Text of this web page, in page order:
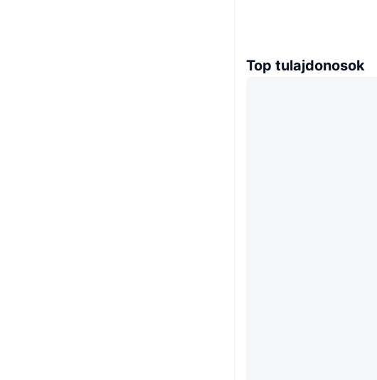
Top tulajdonosok